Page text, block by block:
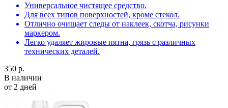
Универсальное чистящее средство.
Для всех типов поверхностей, кроме стекол.
Отлично очищает следы от наклеек, скотча, рисунки
маркером.
Легко удаляет жировые пятна, грязь с различных
технических деталей.
350 р.
В наличии
от 2 дней